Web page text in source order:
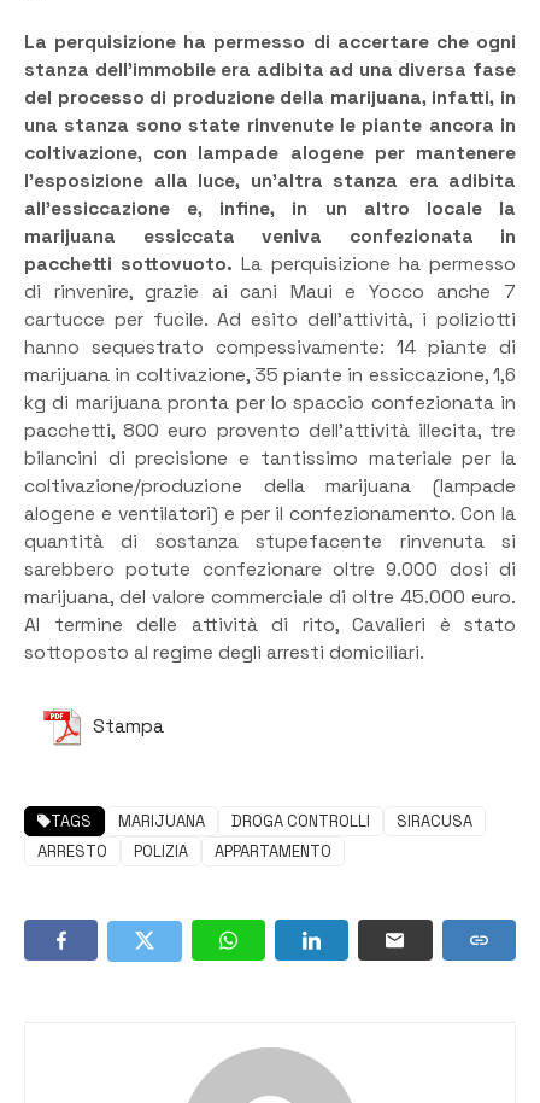
La perquisizione ha permesso di accertare che ogni
stanza dell’immobile era adibita ad una diversa fase
del processo di produzione della marijuana, infatti, in
una stanza sono state rinvenute le piante ancora in
coltivazione, con lampade alogene per mantenere
l’esposizione alla luce, un’altra stanza era adibita
all’essiccazione e, infine, in un altro locale la
marijuana essiccata veniva confezionata in
pacchetti sottovuoto. La perquisizione ha permesso
di rinvenire, grazie ai cani Maui e Yocco anche 7
cartucce per fucile. Ad esito dell’attività, i poliziotti
hanno sequestrato compessivamente: 14 piante di
marijuana in coltivazione, 35 piante in essiccazione, 1,6
kg di marijuana pronta per lo spaccio confezionata in
pacchetti, 800 euro provento dell’attività illecita, tre
bilancini di precisione e tantissimo materiale per la
coltivazione/produzione della marijuana (lampade
alogene e ventilatori) e per il confezionamento. Con la
quantità di sostanza stupefacente rinvenuta si
sarebbero potute confezionare oltre 9.000 dosi di
marijuana, del valore commerciale di oltre 45.000 euro.
Al termine delle attività di rito, Cavalieri è stato
sottoposto al regime degli arresti domiciliari.
Stampa
TAGS MARIJUANA DROGA CONTROLLI
SIRACUSA
ARRESTO
POLIZIA APPARTAMENTO